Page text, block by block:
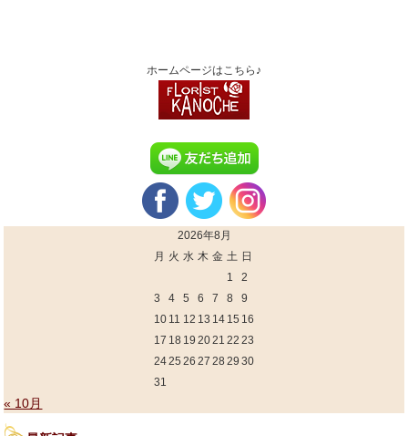
ホームページはこちら♪
2026年8月
月 火 水 木 金 土 日
1
2
3
4 5 6 7 8
9
10 11 12 13 14 15 16
17 18 19 2021 22 23
2425 26 27 28 29 30
31
« 10月